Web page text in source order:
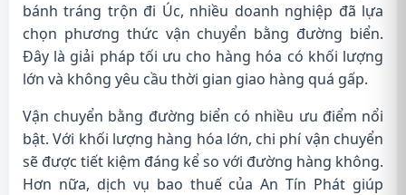
bánh tráng trộn đi Úc, nhiều doanh nghiệp đã lựa
chọn phương thức vận chuyển bằng đường biển.
Đây là giải pháp tối ưu cho hàng hóa có khối lượng
lớn và không yêu cầu thời gian giao hàng quá gấp.
Vận chuyển bằng đường biển có nhiều ưu điểm nổi
bật. Với khối lượng hàng hóa lớn, chi phí vận chuyển
sẽ được tiết kiệm đáng kể so với đường hàng không.
Hơn nữa, dịch vụ bao thuế của An Tín Phát giúp